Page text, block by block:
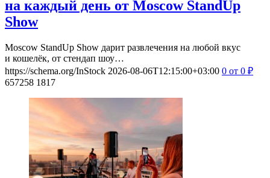
на каждый день от Moscow StandUp
Show
Moscow StandUp Show дарит развлечения на любой вкус
и кошелёк, от стендап шоу…
https://schema.org/InStock 2026-08-06T12:15:00+03:00 0 от 0 ₽
657258 1817